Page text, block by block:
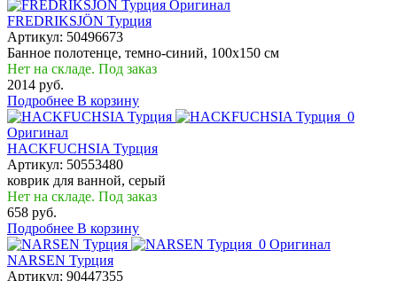
Оригинал
FREDRIKSJÖN Турция
Артикул: 50496673
Банное полотенце, темно-синий, 100x150 см
Нет на складе. Под заказ
2014 руб.
Подробнее В корзину
Оригинал
HACKFUCHSIA Турция
Артикул: 50553480
коврик для ванной, серый
Нет на складе. Под заказ
658 руб.
Подробнее В корзину
Оригинал
NARSEN Турция
Артикул: 90447355